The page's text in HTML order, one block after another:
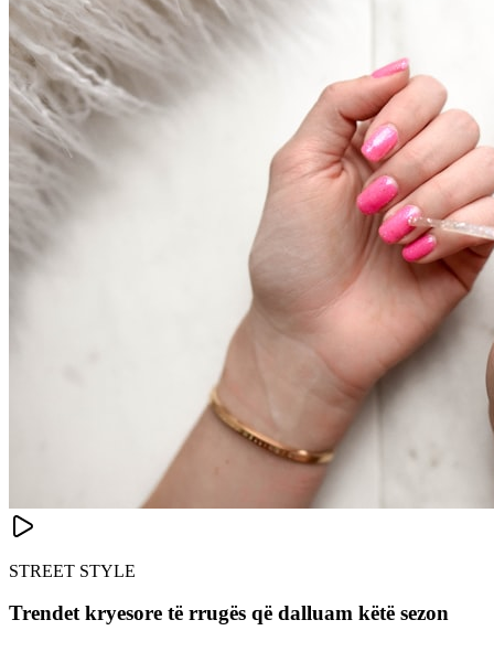
STREET STYLE
Trendet kryesore të rrugës që dalluam këtë sezon